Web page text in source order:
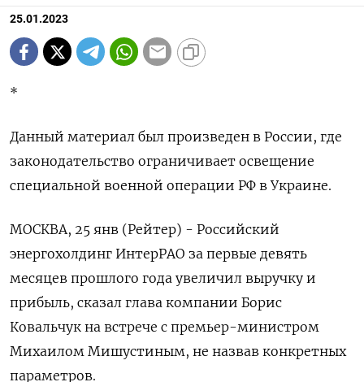
25.01.2023
*
Данный материал был произведен в России, где
законодательство ограничивает освещение
специальной военной операции РФ в Украине.
МОСКВА, 25 янв (Рейтер) - Российский
энергохолдинг ИнтерРАО за первые девять
месяцев прошлого года увеличил выручку и
прибыль, сказал глава компании Борис
Ковальчук на встрече с премьер-министром
Михаилом Мишустиным, не назвав конкретных
параметров.